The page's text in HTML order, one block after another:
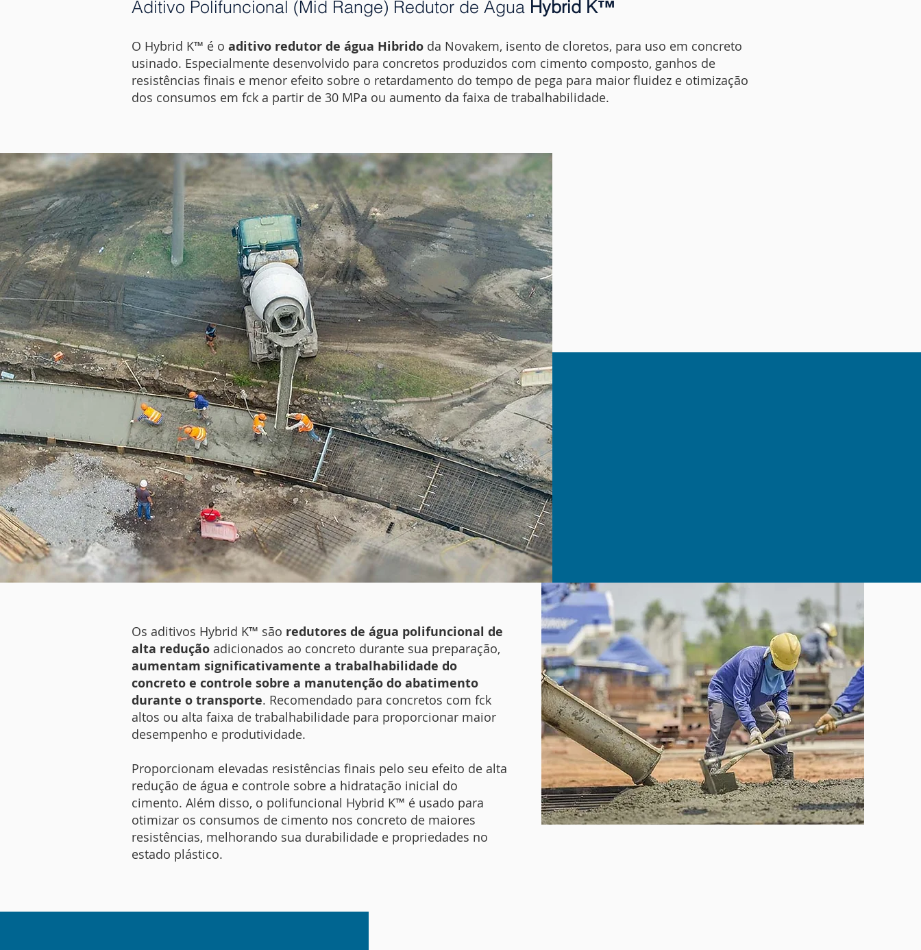
Aditivo Polifuncional (Mid Range) Redutor de Água Hybrid K™
O Hybrid K™ é o aditivo redutor de água Hibrido da Novakem, isento de cloretos, para uso em concreto
usinado. Especialmente desenvolvido para concretos produzidos com cimento composto, ganhos de
resistências finais e menor efeito sobre o retardamento do tempo de pega para maior fluidez e otimização
dos consumos em fck a partir de 30 MPa ou aumento da faixa de trabalhabilidade.
Os aditivos Hybrid K™ são redutores de água polifuncional de
alta redução adicionados ao concreto durante sua preparação,
aumentam significativamente a trabalhabilidade do
concreto e controle sobre a manutenção do abatimento
durante o transporte. Recomendado para concretos com fck
altos ou alta faixa de trabalhabilidade para proporcionar maior
desempenho e produtividade.
Proporcionam elevadas resistências finais pelo seu efeito de alta
redução de água e controle sobre a hidratação inicial do
cimento. Além disso, o polifuncional Hybrid K™ é usado para
otimizar os consumos de cimento nos concreto de maiores
resistências, melhorando sua durabilidade e propriedades no
estado plástico.